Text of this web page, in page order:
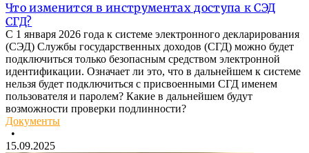
Что изменится в инструментах доступа к СЭД
СГД?
С 1 января 2026 года к системе электронного декларирования
(СЭД) Службы государственных доходов (СГД) можно будет
подключиться только безопасным средством электронной
идентификации. Означает ли это, что в дальнейшем к системе
нельзя будет подключиться с присвоенными СГД именем
пользователя и паролем? Какие в дальнейшем будут
возможности проверки подлинности?
Документы
•
15.09.2025